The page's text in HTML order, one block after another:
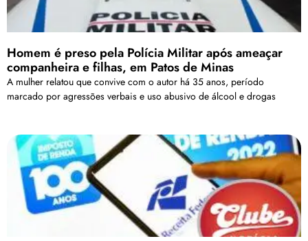
Homem é preso pela Polícia Militar após ameaçar
companheira e filhas, em Patos de Minas
A mulher relatou que convive com o autor há 35 anos, período
marcado por agressões verbais e uso abusivo de álcool e drogas